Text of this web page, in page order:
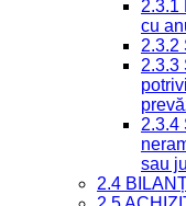
2.3.1
cu
2.3.2
2.3.3
2.3.4
sau
2.4